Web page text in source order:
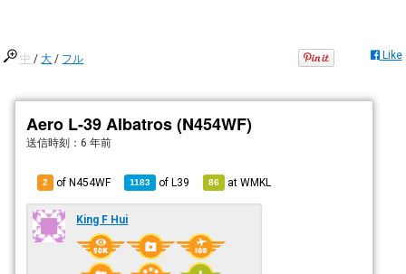
中 /大 / フル Like
Aero L-39 Albatros (N454WF)
送信時刻：6 年前
2 of N454WF 1183 ofL39 86 atWMKL
King F Hui